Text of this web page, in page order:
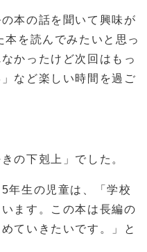
本の話を聞いて興味が
を読んでみたいと思っ
かったけど次回はもっ
など楽しい時間を過ご
の下剋上」でした。
年生の児童は、「学校
ます。この本は長編の
ていきたいです。」と